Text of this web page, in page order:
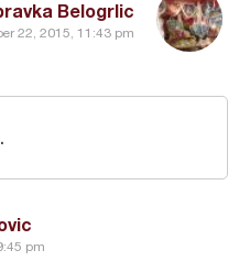
Belogrlic
22, 2015, 11:43 pm
pm